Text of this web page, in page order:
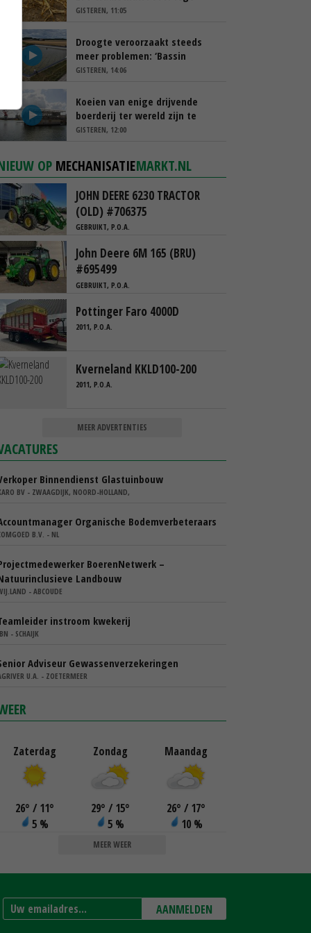
schappen
GISTEREN, 11:05
Droogte veroorzaakt steeds
meer problemen: ‘Bassin
afgelopen week al leeg’
GISTEREN, 14:06
Koeien van enige drijvende
boerderij ter wereld zijn te
koop
GISTEREN, 12:00
OP MECHANISATIEMARKT.NL
JOHN DEERE 6230 TRACTOR
(OLD) #706375
GEBRUIKT, P.O.A.
John Deere 6M 165 (BRU)
#695499
GEBRUIKT, P.O.A.
Pottinger Faro 4000D
2011, P.O.A.
Kverneland KKLD100-200
2011, P.O.A.
MEER ADVERTENTIES
Binnendienst Glastuinbouw
BV - ZWAAGDIJK, NOORD-HOLLAND,
Organische Bodemverbeteraars
B.V. - NL
BoerenNetwerk –
Landbouw
- ABCOUDE
instroom kwekerij
- SCHAIJK
Adviseur Gewassenverzekeringen
U.A. - ZOETERMEER
Zaterdag
26° / 11°
5 %
Zondag
29° / 15°
5 %
Maandag
26° / 17°
10 %
MEER WEER
AANMELDEN